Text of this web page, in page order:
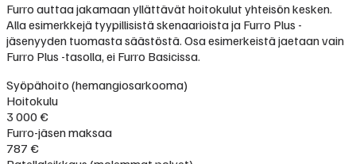
Furro auttaa jakamaan yllättävät hoitokulut yhteisön kesken.
Alla esimerkkejä tyypillisistä skenaarioista ja Furro Plus -
jäsenyyden tuomasta säästöstä. Osa esimerkeistä jaetaan vain
Furro Plus -tasolla, ei Furro Basicissa.
Syöpähoito (hemangiosarkooma)
Hoitokulu
3 000 €
Furro-jäsen maksaa
787 €